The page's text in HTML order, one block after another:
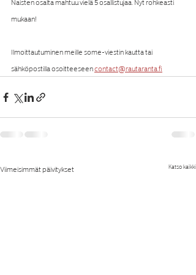
mukaan!
Ilmoittautuminen meille some-viestin kautta tai
sähköpostilla osoitteeseen contact@rautaranta.fi
Viimeisimmät päivitykset Katso kaikki